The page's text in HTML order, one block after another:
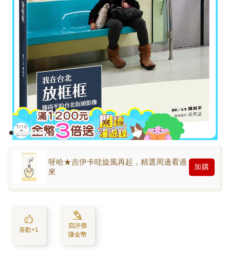
呀哈★吉伊卡哇旋風再起，精選周邊看過
來
加購
喜歡+1
寫評價
賺金幣